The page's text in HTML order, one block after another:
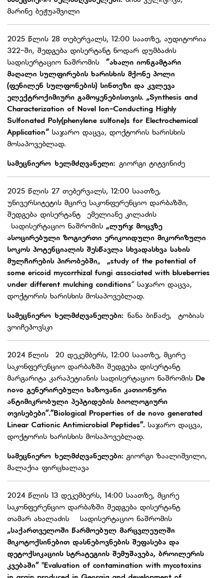
მარინე ბეჟუაშვილი
2025 წლის 28 თებერვალს, 12:00 საათზე, აუდიტორია
322-ში, შედგება დისერტანტ ნოდარ დუმბაძის
სადისერტაციო ნაშრომის ”ახალი იონგამტარი
მაღალი სულფირების ხარისხის მქონე პოლი
(ფენილენ სულფონების) სინთეზი და კვლევა
ელექტროქიმიური გამოყენებისთვის. „Synthesis and
Characterization of Novel Ion-Conducting Highly
Sulfonated Poly(phenylene sulfone)s for Electrochemical
Application“ საჯარო დაცვა, დოქტორის ხარისხის
მოსაპოვებლად.
სამეცნიერო ხელმძღვანელი: გიორგი ტიტვინიძე
2025 წლის 27 თებერვალს, 12:00 საათზე,
უნივერსიტეტის მცირე საკონფერენციო დარბაზში,
შედგება დისერტანტ ემელიანე კილაძის
სადისერტაციო ნაშრომის „ლურჯ მოცვზე
ასოცირებული ზოგიერთი ერიკოიდული მიკორიზული
სოკოს პოტენციალის შესწავლა სხვადასხვა სახის
მულჩირების პირობებში„ „study of the potential of
some ericoid mycorrhizal fungi associated with blueberries
under different mulching conditions“ საჯარო დაცვა,
დოქტორის ხარისხის მოსაპოვებლად.
სამეცნიერო ხელმძღვანელები: ნანა ბიწაძე, ტობიას
ვოიჩეჰოვსკი
2024 წლის 20 დეკემბერს, 12:00 საათზე, მცირე
საკონფერენციო დარბაზში შედგება დისერტანტ
მარგარიტა კარაპეტიანის სადისერტაციო ნაშრომის De
novo გენერირებული ხაზოვანი კათიონური
ანტიმიკრობული პეპტიდების ბიოლოგიური
თვისებები”.”Biological Properties of de novo generated
Linear Cationic Antimicrobial Peptides”. საჯარო დაცვა,
დოქტორის ხარისხის მოსაპოვებლად.
სამეცნიერო ხელმძღვანელები: გიორგი ზაალიშვილი,
მალაქია ფირცხალავა
2024 წლის 13 დეკემბერს, 14:00 საათზე, მცირე
საკონფერენციო დარბაზში შედგება დისერტანტ
თამარ ახალაძის სადისერტაციო ნაშრომის
„საქართველოში წარმოებულ მარცვლეულში
მიკოტოქსინებით დასნებოვნების შეფასება და
დეტოქსიკაციის სტრატეგიის შემუშავება, ბროილერის
კვებაში“ "Evaluation of contamination with mycotoxins